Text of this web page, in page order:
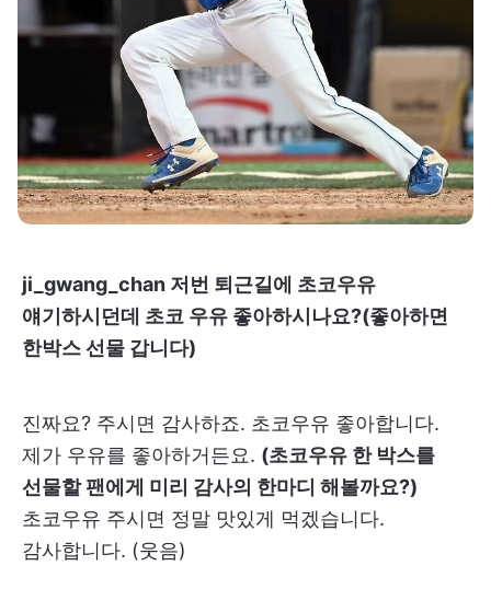
ji_gwang_chan 저번 퇴근길에 초코우유
얘기하시던데 초코 우유 좋아하시나요?(좋아하면
한박스 선물 갑니다)
진짜요? 주시면 감사하죠. 초코우유 좋아합니다.
제가 우유를 좋아하거든요. (초코우유 한 박스를
선물할 팬에게 미리 감사의 한마디 해볼까요?)
초코우유 주시면 정말 맛있게 먹겠습니다.
감사합니다. (웃음)